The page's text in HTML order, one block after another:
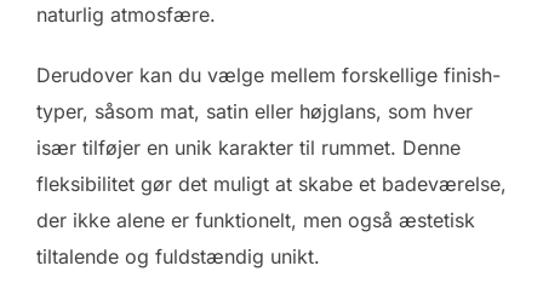
naturlig atmosfære.
Derudover kan du vælge mellem forskellige finish-
typer, såsom mat, satin eller højglans, som hver
især tilføjer en unik karakter til rummet. Denne
fleksibilitet gør det muligt at skabe et badeværelse,
der ikke alene er funktionelt, men også æstetisk
tiltalende og fuldstændig unikt.